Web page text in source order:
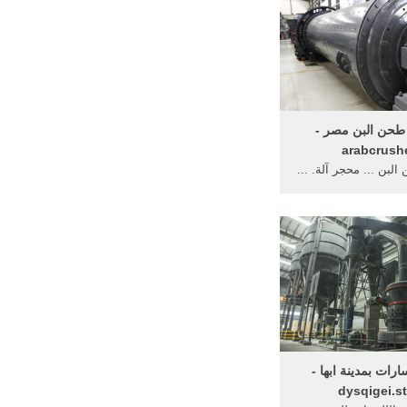
طحن البن مصر -
البن ... محجر آلة. ...
بمدينة ابها -